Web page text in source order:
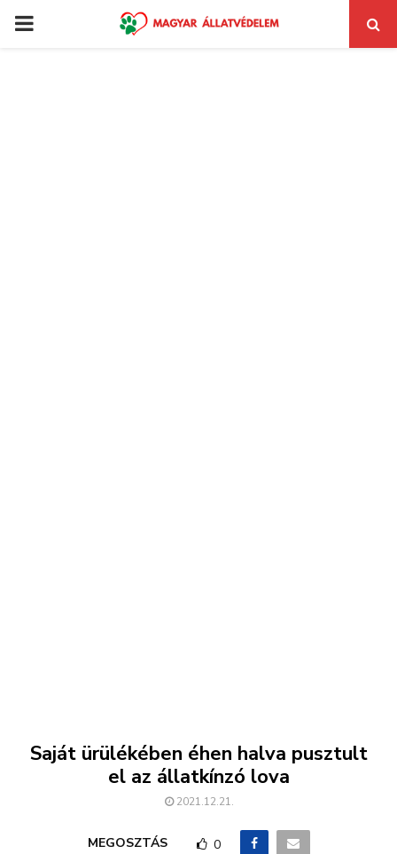
PRIMARY
Saját ürülékében éhen halva pusztult
el az állatkínzó lova
2021.12.21.
MEGOSZTÁS 0